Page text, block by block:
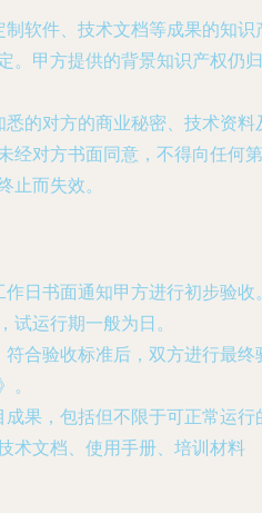
软件、技术文档等成果的知识
。甲方提供的背景知识产权仍归
的对方的商业秘密、技术资料
经对方书面同意，不得向任何第
止而失效。
作日书面通知甲方进行初步验收
试运行期一般为日。
合验收标准后，双方进行最终
。
果，包括但不限于可正常运行
术文档、使用手册、培训材料